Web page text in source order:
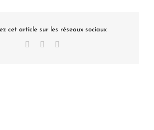
cet article sur les réseaux sociaux
Facebook